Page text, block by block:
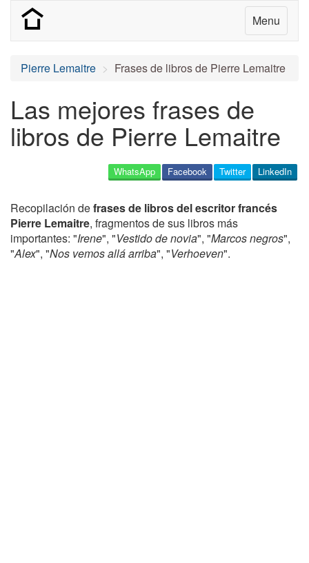
Menu
Pierre Lemaitre Frases de libros de Pierre Lemaitre
Las mejores frases de
libros de Pierre Lemaitre
LinkedIn
Twitter
Facebook
WhatsApp
Recopilación defrases de libros del escritor francés
Pierre Lemaitre, fragmentos de sus libros más
importantes: "Irene", "Vestido de novia", "Marcos negros",
"Alex", "Nos vemos allá arriba", "Verhoeven".